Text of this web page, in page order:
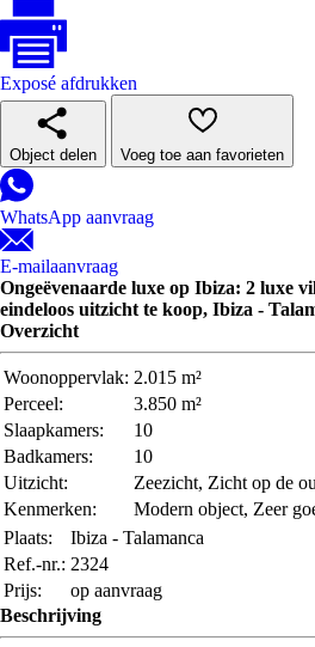
Exposé afdrukken
Object delen Voeg toe aan favorieten
WhatsApp aanvraag
E-mailaanvraag
Ongeëvenaarde luxe op Ibiza: 2 luxe
eindeloos uitzicht te koop, Ibiza -
Overzicht
Woonoppervlak: 2.015 m²
Perceel:
3.850 m²
Slaapkamers:
10
Badkamers:
10
Uitzicht:
Zeezicht, Zicht op de
Kenmerken:
Modern object, Zeer
Plaats:
Ibiza - Talamanca
Ref.-nr.: 2324
Prijs:
op aanvraag
Beschrijving